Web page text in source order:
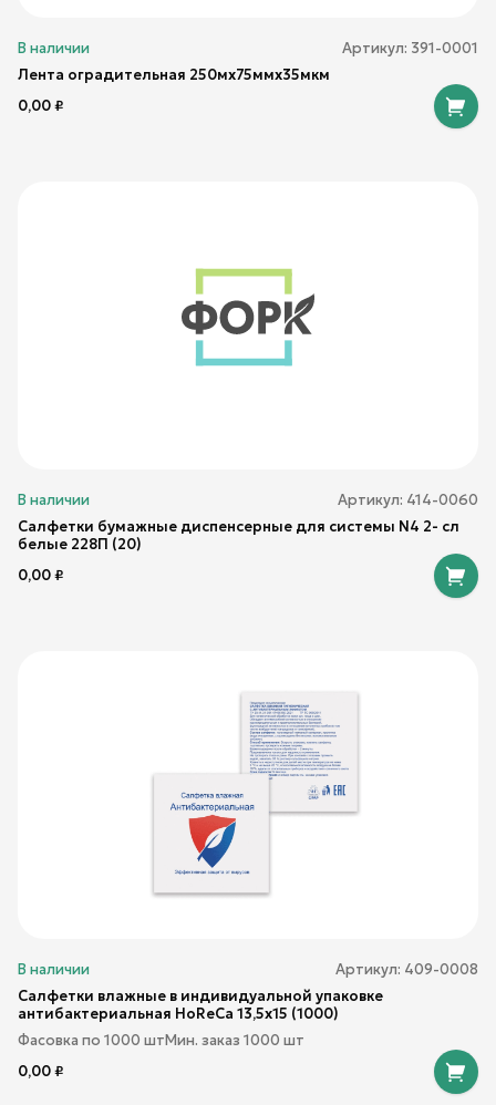
В наличии Артикул: 391-0001
Лента оградительная 250мх75ммх35мкм
0,00₽
В наличии Артикул: 414-0060
Салфетки бумажные диспенсерные для системы N4 2- сл
белые 228П (20)
0,00₽
В наличии Артикул: 409-0008
Салфетки влажные в индивидуальной упаковке
антибактериальная HoReCa 13,5х15 (1000)
Фасовка по 1000 штМин. заказ 1000 шт
0,00₽